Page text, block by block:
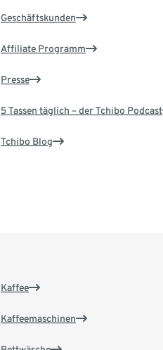
Geschäftskunden
Affiliate Programm
Presse
5 Tassen täglich – der Tchibo Podcast
Tchibo Blog
Kaffee
Kaffeemaschinen